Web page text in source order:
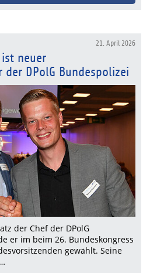
21. April 2026
neuer
der DPolG Bundespolizei
der Chef der DPolG
er im beim 26. Bundeskongress
gewählt. Seine